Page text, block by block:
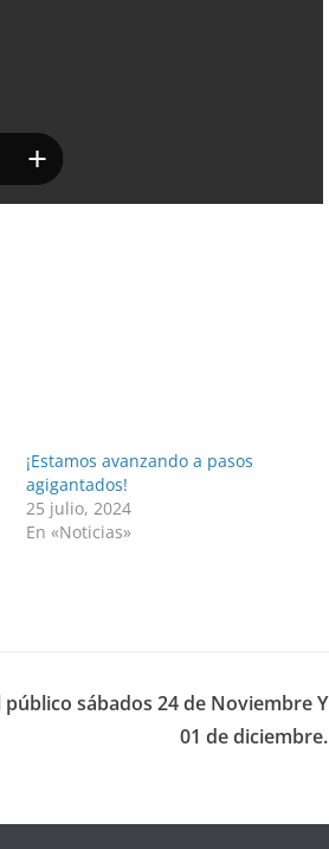
¡Estamos avanzando a pasos
agigantados!
25 julio, 2024
En «Noticias»
sábados 24 de Noviembre Y
01 de diciembre.